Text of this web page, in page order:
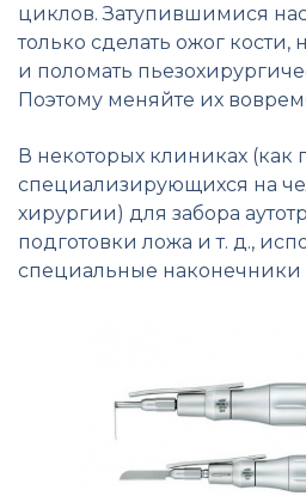
циклов. Затупившимися
только сделать ожог кости,
и поломать
Поэтому меняйте их
В некоторых клиниках (как
специализирующихся на
хирургии) для забора
подготовки ложа и т. д.,
специальные